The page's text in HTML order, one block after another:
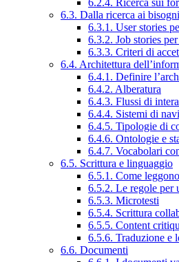
6.2.4. Ricerca sui
6.3. Dalla ricerca ai
6.3.1. User stories
6.3.2. Job stories
6.3.3. Criteri di
6.4. Architettura
6.4.1. Definire
6.4.2. Alberatura
6.4.3. Flussi di
6.4.4. Sistemi di
6.4.5. Tipologie di
6.4.6. Ontologie e
6.4.7. Vocabolari
6.5. Scrittura e linguaggio
6.5.1. Come
6.5.2. Le regole per
6.5.3. Microtesti
6.5.4. Scrittura
6.5.5. Content
6.5.6. Traduzione e
6.6. Documenti